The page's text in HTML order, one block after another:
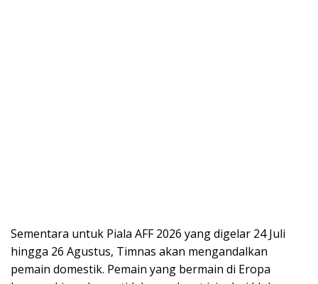
Sementara untuk Piala AFF 2026 yang digelar 24 Juli
hingga 26 Agustus, Timnas akan mengandalkan
pemain domestik. Pemain yang bermain di Eropa